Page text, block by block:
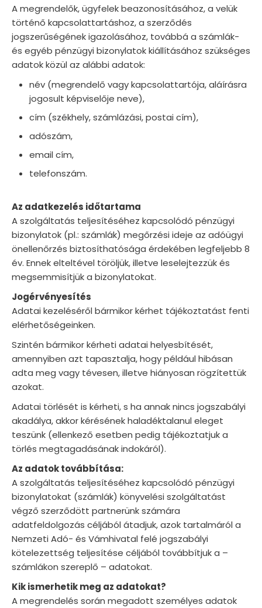
A megrendelők, ügyfelek beazonosításához, a velük
történő kapcsolattartáshoz, a szerződés
jogszerűségének igazolásához, továbbá a számlák-
és egyéb pénzügyi bizonylatok kiállításához szükséges
adatok közül az alábbi adatok:
név (megrendelő vagy kapcsolattartója, aláírásra
jogosult képviselője neve),
cím (székhely, számlázási, postai cím),
adószám,
email cím,
telefonszám.
Az adatkezelés időtartama
A szolgáltatás teljesítéséhez kapcsolódó pénzügyi
bizonylatok (pl.: számlák) megőrzési ideje az adóügyi
önellenőrzés biztosíthatósága érdekében legfeljebb 8
év. Ennek elteltével töröljük, illetve leselejtezzük és
megsemmisítjük a bizonylatokat.
Jogérvényesítés
Adatai kezeléséről bármikor kérhet tájékoztatást fenti
elérhetőségeinken.
Szintén bármikor kérheti adatai helyesbítését,
amennyiben azt tapasztalja, hogy például hibásan
adta meg vagy tévesen, illetve hiányosan rögzítettük
azokat.
Adatai törlését is kérheti, s ha annak nincs jogszabályi
akadálya, akkor kérésének haladéktalanul eleget
teszünk (ellenkező esetben pedig tájékoztatjuk a
törlés megtagadásának indokáról).
Az adatok továbbítása:
A szolgáltatás teljesítéséhez kapcsolódó pénzügyi
bizonylatokat (számlák) könyvelési szolgáltatást
végző szerződött partnerünk számára
adatfeldolgozás céljából átadjuk, azok tartalmáról a
Nemzeti Adó- és Vámhivatal felé jogszabályi
kötelezettség teljesítése céljából továbbítjuk a –
számlákon szereplő – adatokat.
Kik ismerhetik meg az adatokat?
A megrendelés során megadott személyes adatok